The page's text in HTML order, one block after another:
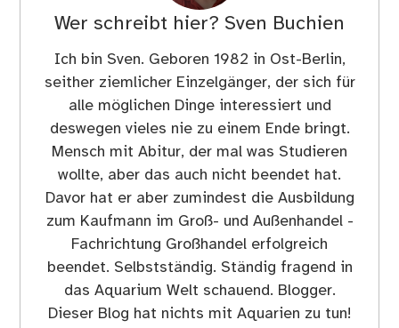
Wer schreibt hier? Sven Buchien
Ich bin Sven. Geboren 1982 in Ost-Berlin,
seither ziemlicher Einzelgänger, der sich für
alle möglichen Dinge interessiert und
deswegen vieles nie zu einem Ende bringt.
Mensch mit Abitur, der mal was Studieren
wollte, aber das auch nicht beendet hat.
Davor hat er aber zumindest die Ausbildung
zum Kaufmann im Groß- und Außenhandel -
Fachrichtung Großhandel erfolgreich
beendet. Selbstständig. Ständig fragend in
das Aquarium Welt schauend. Blogger.
Dieser Blog hat nichts mit Aquarien zu tun!